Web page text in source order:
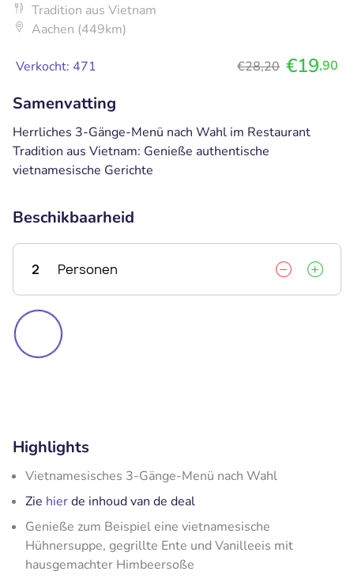
Tradition aus Vietnam
Aachen (449km)
Verkocht: 471 €28,20 €19,90
Samenvatting
Herrliches 3-Gänge-Menü nach Wahl im Restaurant
Tradition aus Vietnam: Genieße authentische
vietnamesische Gerichte
Beschikbaarheid
2 Personen
Highlights
Vietnamesisches 3-Gänge-Menü nach Wahl
Zie hierde inhoud van de deal
Genieße zum Beispiel eine vietnamesische
Hühnersuppe, gegrillte Ente und Vanilleeis mit
hausgemachter Himbeersoße